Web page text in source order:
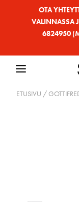
OTA
VALINNASSA
6824950
ETUSIVU /